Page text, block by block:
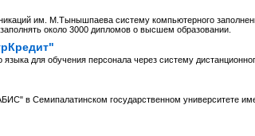
им. М.Тынышпаева систему компьютерного
около 3000 дипломов о высшем образовании.
для обучения персонала через систему
в Семипалатинском государственном университете